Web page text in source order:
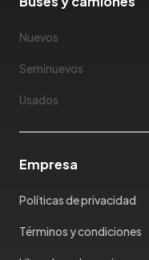
Nuevos
Seminuevos
Usados
Empresa
Políticas de privacidad
Términos y condiciones